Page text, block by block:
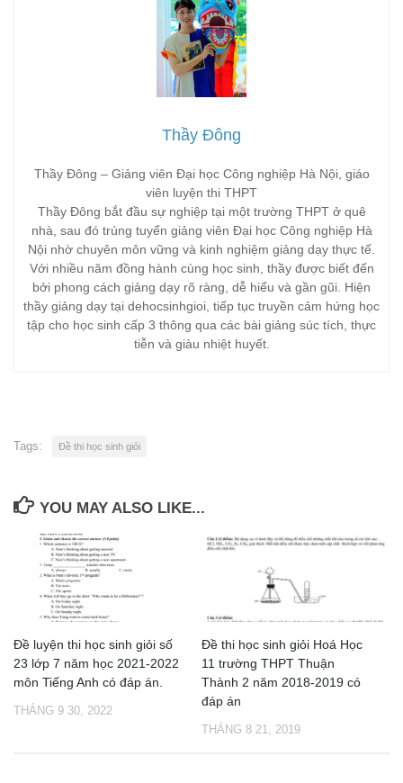
Thầy Đông
Thầy Đông – Giảng viên Đại học Công nghiệp Hà Nội, giáo
viên luyện thi THPT
Thầy Đông bắt đầu sự nghiệp tại một trường THPT ở quê
nhà, sau đó trúng tuyển giảng viên Đại học Công nghiệp Hà
Nội nhờ chuyên môn vững và kinh nghiệm giảng dạy thực tế.
Với nhiều năm đồng hành cùng học sinh, thầy được biết đến
bởi phong cách giảng dạy rõ ràng, dễ hiểu và gần gũi. Hiện
thầy giảng dạy tại dehocsinhgioi, tiếp tục truyền cảm hứng học
tập cho học sinh cấp 3 thông qua các bài giảng súc tích, thực
tiễn và giàu nhiệt huyết.
Tags: Đề thi học sinh giỏi
YOU MAY ALSO LIKE...
Đề luyện thi học sinh giỏi số
23 lớp 7 năm học 2021-2022
môn Tiếng Anh có đáp án.
THÁNG 9 30, 2022
Đề thi học sinh giỏi Hoá Học
11 trường THPT Thuận
Thành 2 năm 2018-2019 có
đáp án
THÁNG 8 21, 2019